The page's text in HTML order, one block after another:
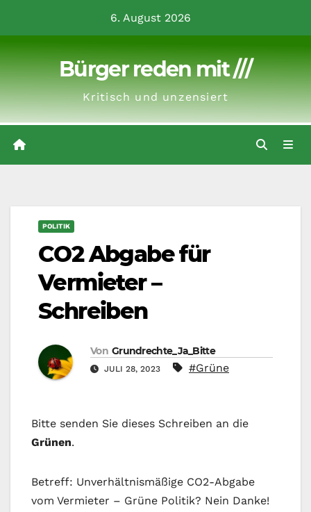
6. August 2026
Bürger reden mit ///
Kritisch und unzensiert
POLITIK
CO2 Abgabe für
Vermieter –
Schreiben
Von Grundrechte_Ja_Bitte
JULI 28, 2023 #Grüne
Bitte senden Sie dieses Schreiben an die
Grünen.
Betreff: Unverhältnismäßige CO2-Abgabe
vom Vermieter – Grüne Politik? Nein Danke!